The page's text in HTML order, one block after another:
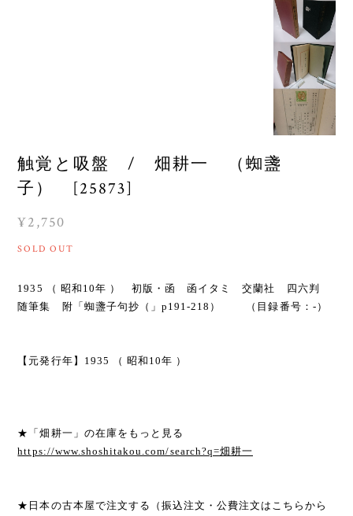
触覚と吸盤 / 畑耕一 （蜘盞
子） [25873]
¥2,750
SOLD OUT
1935 （ 昭和10年 ） 初版・函 函イタミ 交蘭社 四六判
随筆集 附「蜘盞子句抄（」p191-218） （目録番号：-）
【元発行年】1935 （ 昭和10年 ）
★「畑耕一」の在庫をもっと見る
https://www.shoshitakou.com/search?q=畑耕一
★日本の古本屋で注文する（振込注文・公費注文はこちらから